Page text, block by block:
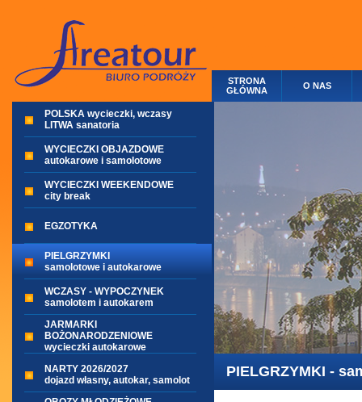
STRONA
GŁÓWNA
O NAS
POLSKA wycieczki, wczasy
LITWA sanatoria
WYCIECZKI OBJAZDOWE
autokarowe i samolotowe
WYCIECZKI WEEKENDOWE
city break
EGZOTYKA
PIELGRZYMKI
samolotowe i autokarowe
WCZASY - WYPOCZYNEK
samolotem i autokarem
JARMARKI
BOŻONARODZENIOWE
wycieczki autokarowe
NARTY 2026/2027
dojazd własny, autokar, samolot
PIELGRZYMKI -